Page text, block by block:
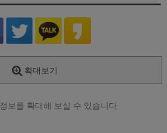
확대보기
보를 확대해 보실 수 있습니다